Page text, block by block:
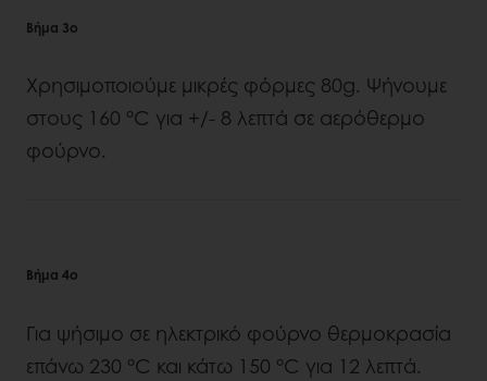
Βήμα 3ο
Χρησιμοποιούμε μικρές φόρμες 80g. Ψήνουμε
στους 160 °C για +/- 8 λεπτά σε αερόθερμο
φούρνο.
Βήμα 4ο
Για ψήσιμο σε ηλεκτρικό φούρνο θερμοκρασία
επάνω 230 °C και κάτω 150 °C για 12 λεπτά.